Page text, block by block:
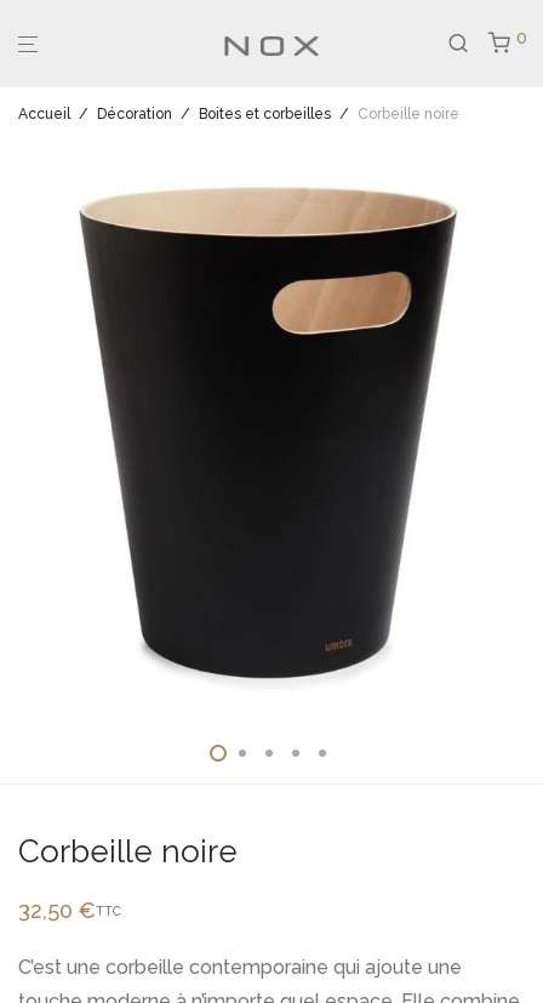
0
Accueil / Décoration / Boites et corbeilles / Corbeille noire
Corbeille noire
32,50 €TTC
C’est une corbeille contemporaine qui ajoute une